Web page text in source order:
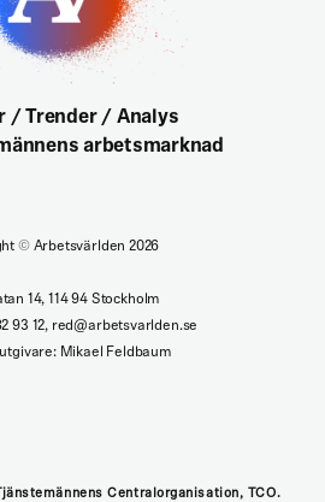
/ Trender / Analys
arbetsmarknad
©Arbetsvärlden 2026
14, 114 94 Stockholm
93 12, red@arbetsvarlden.se
Mikael Feldbaum
Centralorganisation, TCO.